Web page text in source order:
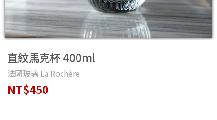
直紋馬克杯 400ml
法國玻璃 La Rochère
NT$450